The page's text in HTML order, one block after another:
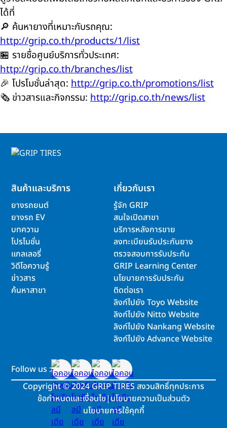
ได้ที่
🔎 ค้นหายางที่เหมาะกับรถคุณ:
http://grip.co.th/products/1/list
🏪 รายชื่อศูนย์บริการทั่วประเทศ:
http://grip.co.th/branches/list
🎉 โปรโมชั่นล่าสุด: http://grip.co.th/promotions/list
🗞️ ข่าวสารและกิจกรรม: http://grip.co.th/news/list
สินค้าและบริการ
ยางรถยนต์
ยางรถ EV
บทความ
โปรโมชั่น
แกลเลอรี่
วิดีโอความรู้
ข่าวสาร
ค้นหาสาขา
เกี่ยวกับเรา
รู้จัก GRIP
สนใจเปิดสาขา
บริการหลังการขาย
ลงทะเบียนรับประกันยาง
ตรวจสอบการรับประกัน
GRIP Learning Center
นโยบายการรับประกัน
ติดต่อเรา
ลิงก์ไปยัง Toyo Website
ลิงก์ไปยัง Nitto Website
ลิงก์ไปยัง Nankang Website
ลิงก์ไปยัง Advance Website
Follow us :
Copyright©2024 GRIP TIRES สงวนสิทธิ์ทุกประการ
ข้อกำหนดและเงื่อนไข|นโยบายความเป็นส่วนตัว
นโยบายการใช้คุกกี้